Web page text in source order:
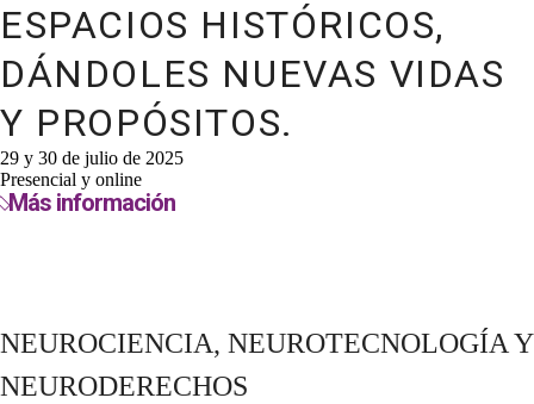
ESPACIOS HISTÓRICOS,
DÁNDOLES NUEVAS VIDAS
Y PROPÓSITOS.
29 y 30 de julio de 2025
Presencial y online
Más información
NEUROCIENCIA, NEUROTECNOLOGÍA Y
NEURODERECHOS